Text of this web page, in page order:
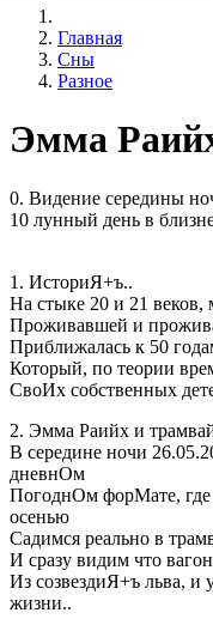
Главная
Сны
Разное
Эмма
0. Видение середины
10 лунный день в
1. ИсториЯ+ъ..
На стыке 20 и 21
Проживавшей и
Приближалась к 50
Который, по теории
СвоИх собственных
2. Эмма Раийх и
В середине ночи
дневнОм
ПогоднОм форМате, где
осенью
Садимся реально в
И сразу видим что
Из созвездиЯ+ъ льва, и
жизни..